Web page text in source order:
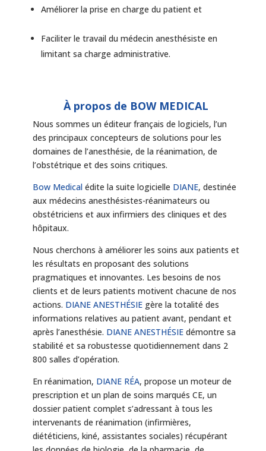
Améliorer la prise en charge du patient et
Faciliter le travail du médecin anesthésiste en
limitant sa charge administrative.
À propos de BOW MEDICAL
Nous sommes un éditeur français de logiciels, l’un
des principaux concepteurs de solutions pour les
domaines de l’anesthésie, de la réanimation, de
l’obstétrique et des soins critiques.
Bow Medicalédite la suite logicielle DIANE, destinée
aux médecins anesthésistes-réanimateurs ou
obstétriciens et aux infirmiers des cliniques et des
hôpitaux.
Nous cherchons à améliorer les soins aux patients et
les résultats en proposant des solutions
pragmatiques et innovantes. Les besoins de nos
clients et de leurs patients motivent chacune de nos
actions. DIANE ANESTHÉSIE gère la totalité des
informations relatives au patient avant, pendant et
après l’anesthésie. DIANE ANESTHÉSIEdémontre sa
stabilité et sa robustesse quotidiennement dans 2
800 salles d’opération.
En réanimation, DIANE RÉA, propose un moteur de
prescription et un plan de soins marqués CE, un
dossier patient complet s’adressant à tous les
intervenants de réanimation (infirmières,
diététiciens, kiné, assistantes sociales) récupérant